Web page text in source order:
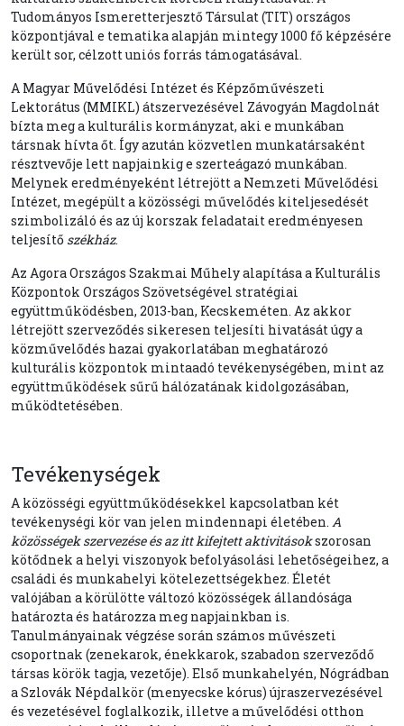
Tudományos Ismeretterjesztő Társulat (TIT) országos
központjával e tematika alapján mintegy 1000 fő képzésére
került sor, célzott uniós forrás támogatásával.
A Magyar Művelődési Intézet és Képzőművészeti
Lektorátus (MMIKL) átszervezésével Závogyán Magdolnát
bízta meg a kulturális kormányzat, aki e munkában
társnak hívta őt. Így azután közvetlen munkatársaként
résztvevője lett napjainkig e szerteágazó munkában.
Melynek eredményeként létrejött a Nemzeti Művelődési
Intézet, megépült a közösségi művelődés kiteljesedését
szimbolizáló és az új korszak feladatait eredményesen
teljesítő székház.
Az Agora Országos Szakmai Műhely alapítása a Kulturális
Központok Országos Szövetségével stratégiai
együttműködésben, 2013-ban, Kecskeméten. Az akkor
létrejött szerveződés sikeresen teljesíti hivatását úgy a
közművelődés hazai gyakorlatában meghatározó
kulturális központok mintaadó tevékenységében, mint az
együttműködések sűrű hálózatának kidolgozásában,
működtetésében.
Tevékenységek
A közösségi együttműködésekkel kapcsolatban két
tevékenységi kör van jelen mindennapi életében. A
közösségek szervezése és az itt kifejtett aktivitásokszorosan
kötődnek a helyi viszonyok befolyásolási lehetőségeihez, a
családi és munkahelyi kötelezettségekhez. Életét
valójában a körülötte változó közösségek állandósága
határozta és határozza meg napjainkban is.
Tanulmányainak végzése során számos művészeti
csoportnak (zenekarok, énekkarok, szabadon szerveződő
társas körök tagja, vezetője). Első munkahelyén, Nógrádban
a Szlovák Népdalkör (menyecske kórus) újraszervezésével
és vezetésével foglalkozik, illetve a művelődési otthon